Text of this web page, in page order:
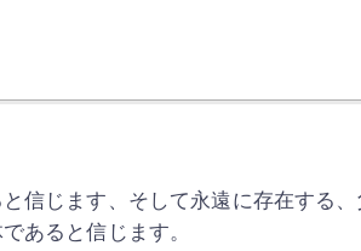
信じます、そして永遠に存在する、
あると信じます。